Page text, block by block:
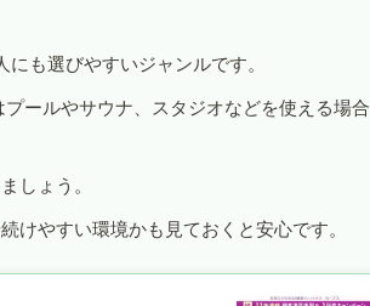
にも選びやすいジャンルです。
ールやサウナ、スタジオなどを使える場合
しょう。
けやすい環境かも見ておくと安心です。